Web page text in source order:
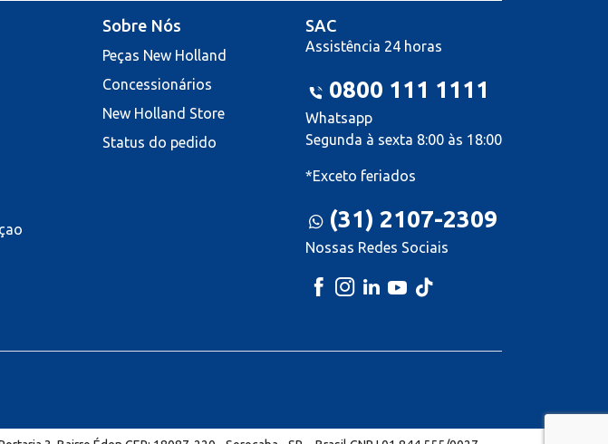
Sobre Nós
Peças New Holland
Concessionários
New Holland Store
Status do pedido
SAC
Assistência 24 horas
0800 111 1111
Whatsapp
Segunda à sexta 8:00 às 18:00
*Exceto feriados
(31) 2107-2309
Nossas Redes Sociais